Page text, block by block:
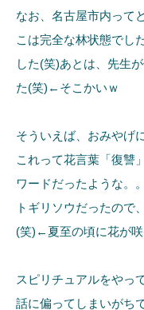
なお、名古屋市内って
こは完全な林状態でし
した(笑)あとは、先生
た(笑)←そこかいｗ
そういえば、おみやげ
これって花言葉「復讐
ワードだったような。。
トギリソウだったので
(笑)←夏至の頃に花が咲
スピリチュアルをやっ
話に偏ってしまいがち